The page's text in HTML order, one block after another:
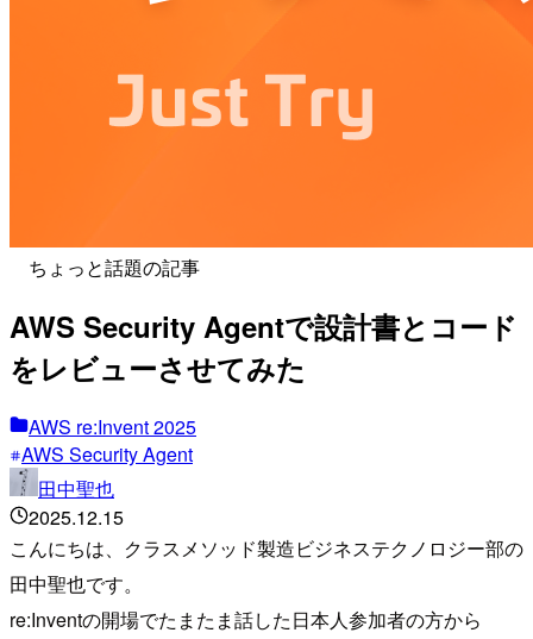
ちょっと話題の記事
AWS Security Agentで設計書とコード
をレビューさせてみた
AWS re:Invent 2025
AWS Security Agent
田中聖也
2025.12.15
こんにちは、クラスメソッド製造ビジネステクノロジー部の
田中聖也です。
re:Inventの開場でたまたま話した日本人参加者の方から